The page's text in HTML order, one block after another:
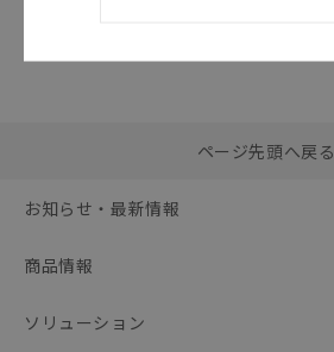
括ダウンロード
ページ先頭へ戻る
お知らせ・最新情報
商品情報
ソリューション